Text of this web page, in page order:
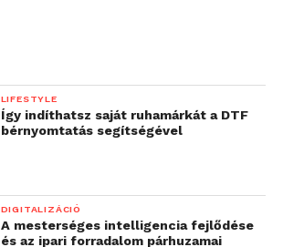
LIFESTYLE
Így indíthatsz saját ruhamárkát a DTF
bérnyomtatás segítségével
DIGITALIZÁCIÓ
A mesterséges intelligencia fejlődése
és az ipari forradalom párhuzamai